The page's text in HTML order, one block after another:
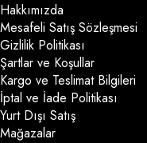
Hakkımızda
Mesafeli Satış Sözleşmesi
Gizlilik Politikası
Şartlar ve Koşullar
Kargo ve Teslimat Bilgileri
İptal ve İade Politikası
Yurt Dışı Satış
Mağazalar